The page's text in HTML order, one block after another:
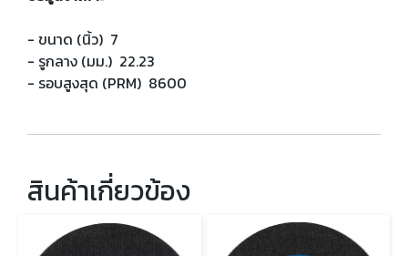
- ขนาด (นิ้ว) 7
- รูกลาง (มม.) 22.23
- รอบสูงสุด (PRM) 8600
สินค้าเกี่ยวข้อง